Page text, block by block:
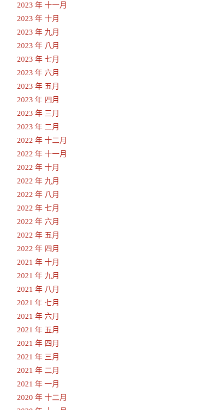
2023 年 十一月
2023 年 十月
2023 年 九月
2023 年 八月
2023 年 七月
2023 年 六月
2023 年 五月
2023 年 四月
2023 年 三月
2023 年 二月
2022 年 十二月
2022 年 十一月
2022 年 十月
2022 年 九月
2022 年 八月
2022 年 七月
2022 年 六月
2022 年 五月
2022 年 四月
2021 年 十月
2021 年 九月
2021 年 八月
2021 年 七月
2021 年 六月
2021 年 五月
2021 年 四月
2021 年 三月
2021 年 二月
2021 年 一月
2020 年 十二月